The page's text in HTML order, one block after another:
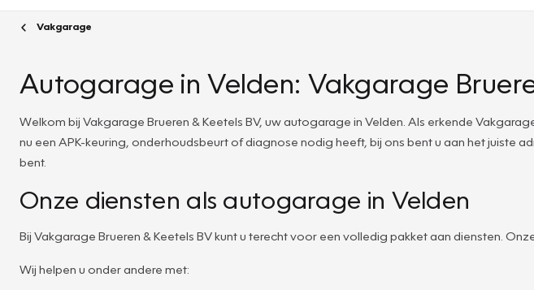
Vakgarage
Autogarage in Velden: Vakgarage
Welkom bij Vakgarage Brueren & Keetels BV, uw autogarage in Velden. Als erkende
nu een APK-keuring, onderhoudsbeurt of diagnose nodig heeft, bij ons bent u aan het juiste
bent.
Onze diensten als autogarage in Velden
Bij Vakgarage Brueren & Keetels BV kunt u terecht voor een volledig pakket aan diensten.
Wij helpen u onder andere met: